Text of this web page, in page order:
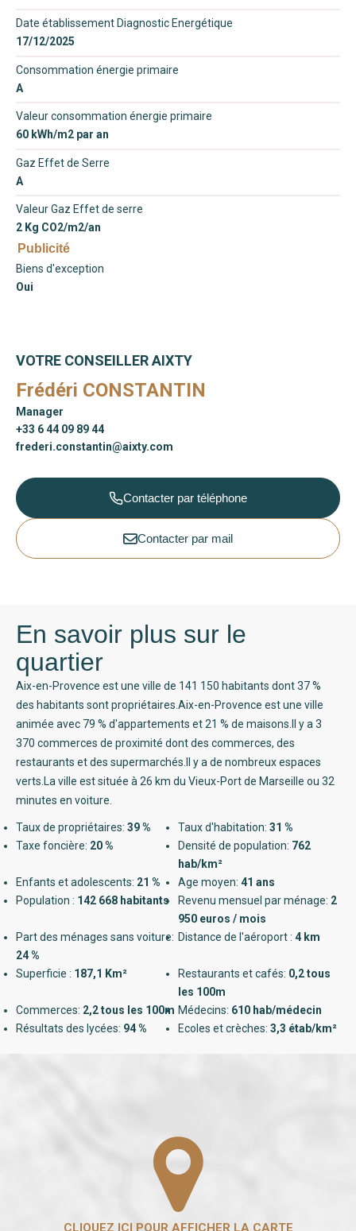
Date établissement Diagnostic Energétique
17/12/2025
Consommation énergie primaire
A
Valeur consommation énergie primaire
60 kWh/m2 par an
Gaz Effet de Serre
A
Valeur Gaz Effet de serre
2 Kg CO2/m2/an
Publicité
Biens d'exception
Oui
VOTRE CONSEILLER AIXTY
Frédéri CONSTANTIN
Manager
+33 6 44 09 89 44
frederi.constantin@aixty.com
Contacter par téléphone
Contacter par mail
En savoir plus sur le
quartier
Aix-en-Provence est une ville de 141 150 habitants dont 37 %
des habitants sont propriétaires.Aix-en-Provence est une ville
animée avec 79 % d'appartements et 21 % de maisons.Il y a 3
370 commerces de proximité dont des commerces, des
restaurants et des supermarchés.Il y a de nombreux espaces
verts.La ville est située à 26 km du Vieux-Port de Marseille ou 32
minutes en voiture.
Taux de propriétaires: 39 % Taux d'habitation: 31 %
Taxe foncière: 20 % Densité de population: 762
hab/km²
Enfants et adolescents: 21 % Age moyen: 41 ans
Population : 142 668 habitants Revenu mensuel par ménage: 2
950 euros / mois
Part des ménages sans voiture:
24 %
Distance de l'aéroport : 4 km
Superficie : 187,1 Km² Restaurants et cafés: 0,2 tous
les 100m
Commerces: 2,2 tous les 100m Médecins: 610 hab/médecin
Résultats des lycées: 94 % Ecoles et crèches: 3,3 étab/km²